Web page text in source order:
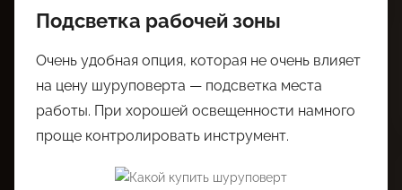
Подсветка рабочей зоны
Очень удобная опция, которая не очень влияет
на цену шуруповерта — подсветка места
работы. При хорошей освещенности намного
проще контролировать инструмент.